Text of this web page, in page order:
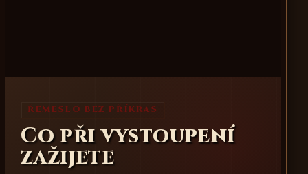
ŘEMESLO BEZ PŘÍKRAS
Co při vystoupení
zažijete